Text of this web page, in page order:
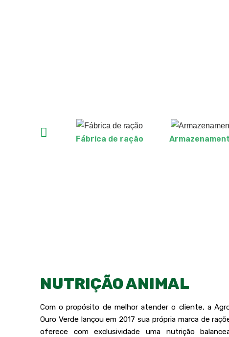
Fábrica de ração
NUTRIÇÃO ANIMAL
Com o propósito de melhor atender o cliente, a
Ouro Verde lançou em 2017 sua própria marca de
oferece com exclusividade uma nutrição